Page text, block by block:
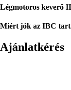
Légmotoros keverő
Miért jók az IBC
Ajánlatkérés